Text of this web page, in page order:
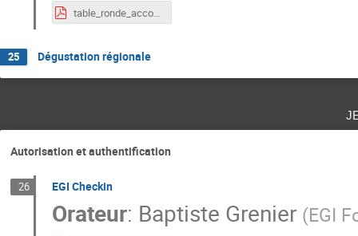
table_ronde_accompagnement.pdf
25 Dégustation régionale
Autorisation et authentification
26 EGI Checkin
Orateur: Baptiste Grenier (EGI